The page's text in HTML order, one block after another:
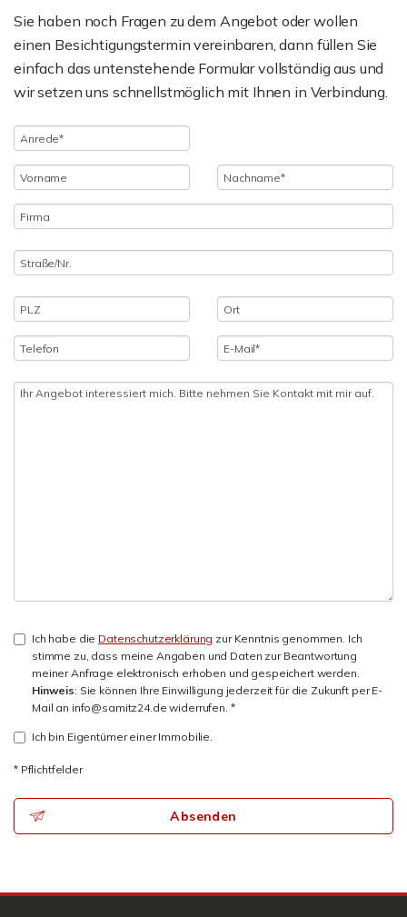
Sie haben noch Fragen zu dem Angebot oder wollen
einen Besichtigungstermin vereinbaren, dann füllen Sie
einfach das untenstehende Formular vollständig aus und
wir setzen uns schnellstmöglich mit Ihnen in Verbindung.
Ich habe die Datenschutzerklärung zur Kenntnis genommen. Ich
stimme zu, dass meine Angaben und Daten zur Beantwortung
meiner Anfrage elektronisch erhoben und gespeichert werden.
Hinweis: Sie können Ihre Einwilligung jederzeit für die Zukunft per E-
Mail an info@samitz24.de widerrufen. *
Ich bin Eigentümer einer Immobilie.
* Pflichtfelder
Absenden